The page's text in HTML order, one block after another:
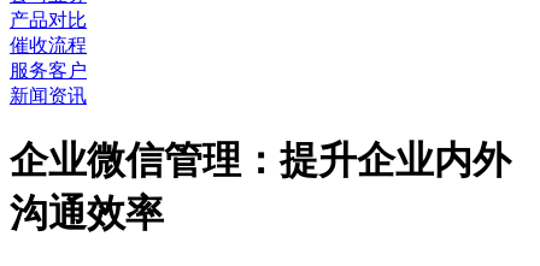
产品对比
催收流程
服务客户
新闻资讯
企业微信管理：提升企业内外
沟通效率